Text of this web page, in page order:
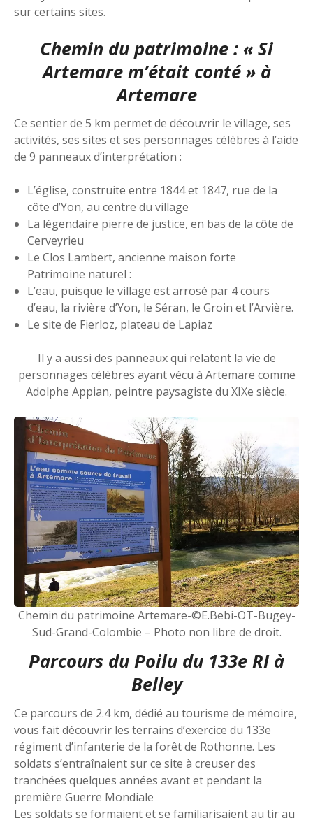
sur certains sites.
Chemin du patrimoine : « Si
Artemare m’était conté » à
Artemare
Ce sentier de 5 km permet de découvrir le village, ses
activités, ses sites et ses personnages célèbres à l’aide
de 9 panneaux d’interprétation :
L’église, construite entre 1844 et 1847, rue de la
côte d’Yon, au centre du village
La légendaire pierre de justice, en bas de la côte de
Cerveyrieu
Le Clos Lambert, ancienne maison forte
Patrimoine naturel :
L’eau, puisque le village est arrosé par 4 cours
d’eau, la rivière d’Yon, le Séran, le Groin et l’Arvière.
Le site de Fierloz, plateau de Lapiaz
Il y a aussi des panneaux qui relatent la vie de
personnages célèbres ayant vécu à Artemare comme
Adolphe Appian, peintre paysagiste du XIXe siècle.
Chemin du patrimoine Artemare-©E.Bebi-OT-Bugey-
Sud-Grand-Colombie – Photo non libre de droit.
Parcours du Poilu du 133e RI à
Belley
Ce parcours de 2.4 km, dédié au tourisme de mémoire,
vous fait découvrir les terrains d’exercice du 133e
régiment d’infanterie de la forêt de Rothonne. Les
soldats s’entraînaient sur ce site à creuser des
tranchées quelques années avant et pendant la
première Guerre Mondiale
Les soldats se formaient et se familiarisaient au tir au